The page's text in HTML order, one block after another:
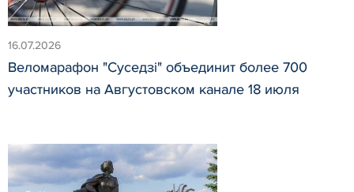
16.07.2026
Веломарафон "Суседзi" объединит более 700
участников на Августовском канале 18 июля